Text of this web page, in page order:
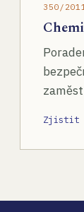
350/
Zjistit